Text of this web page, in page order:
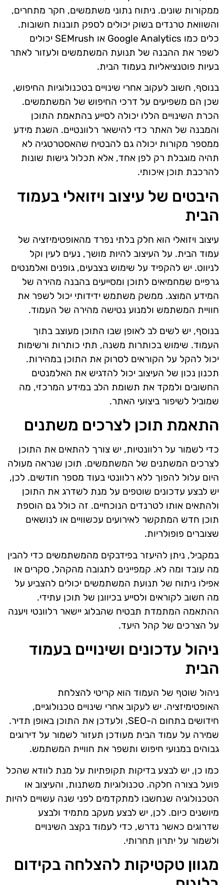
ממקורות שונים. ניתוח נתוני משתמשים, חקר מתחרים,
והשוואת טרנדים בשוק יכולים לספק תובנות חשובות.
כלים כמו Google Analytics או SEMrush יכולים
לשפר את ההבנה של תנועת המשתמשים ולעזור לאתר
בעיות פוטנציאליות בעמוד הבית.
בנוסף, חשוב לעקוב אחרי שינויים בטכנולוגיות החיפוש,
שכן הם משפיעים על דרכי החיפוש של המשתמשים.
הכרת השינויים הללו יכולה לסייע בהתאמת התוכן
והמבנה של האתר כדי להישאר רלוונטיים. השגת מידע
ממספר מקורות יכולה גם להבטיח שהאסטרטגיה לא
תהיה מוגבלת רק לפן אחד, אלא תכלול גישות שונות
להרכבת תוכן איכותי.
היבטים של עיצוב ויזואלי בעמוד
הבית
עיצוב ויזואלי הוא חלק בלתי נפרד מהאופטימיזציה של
עמוד הבית. על העיצוב להיות מושך, נעים לעין וקל
לניווט. יש להקפיד על שימוש בצבעים, גופנים ואלמנטים
גרפיים שמחמיאים לתוכן ומסייעים בהבנה מהירה של
המידע המוצג. ממשק משתמש ידידותי יכול לשפר את
חוויית המשתמש ולמנוע נטישה מהירה של העמוד.
בנוסף, יש לשים לב לאופן שבו התוכן מעוצב בתוך
העמוד. שימוש בכותרות משנה, תתי כותרות ורשימות
יכול להקל על הקוראים לסרוק את התוכן במהירות.
תכנון נכון של העיצוב יכול להדגיש את האלמנטים
החשובים ולמקד את תשומת הלב במידע המרכזי, מה
שמוביל לשיפור ביצועי האתר.
התאמת תוכן לצרכים משתנים
כדי לשמור על רלוונטיות, יש צורך להתאים את התוכן
לצרכים המשתנים של המשתמשים. תוכן שנראה מעולה
היום עלול להפוך ללא רלוונטי בעוד מספר חודשים. לכן,
יש לבצע עדכונים שוטפים על מנת לשדרג את התוכן
ולהתאים אותו לטרנדים הנוכחיים. זה כולל גם הוספת
תוכן חדש המתקשר לאירועים עכשוויים או לנושאים
שצוברים פופולריות.
במקביל, ניתן להיעזר בפידבקים מהמשתמשים כדי להבין
מה עובד ומה לא. קמפיינים לתגובה מהקהל, סקרים או
אפילו ניתוח של תנועת המשתמשים יכולים להצביע על
מה חשוב לקוראים ולסייע בכיוונן של תוכן עתידי.
ההתאמה המתמדת תבטיח שהבלוג יישאר רלוונטי ויענה
על הצרכים של קהל היעד.
ניהול עדכונים ושינויים בעמוד
הבית
ניהול שוטף של העמוד הוא קריטי להצלחת
האופטימיזציה. יש לעקוב אחרי שינויים טכנולוגיים,
חידושים בתחום ה-SEO, ולעדכן את התוכן באופן תדיר.
שמירה על עמוד הבית מעודכן תעזור לשמור על דירוגים
גבוהים במנועי חיפוש ותשפר את חוויית המשתמש.
כמו כן, יש לבצע בדיקות תקופתיות על מנת לוודא שהכל
פועל בצורה חלקה. טכנולוגיות משתנות, והעיצוב או
הטכנולוגיה שנחשבו למתקדמים לפני שנה עשויים להיות
מיושנים כיום. לכן, יש לבצע מעקב מתמיד ולבצע
שדרוגים כאשר נדרש, כדי לעמוד בקצב השינויים
ולשמור על יתרון תחרותי.
מגוון טקטיקות להצלחה בקידום